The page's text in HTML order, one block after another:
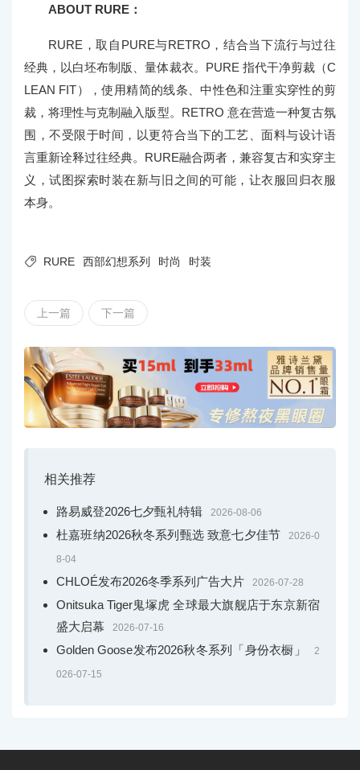
ABOUT RURE：
RURE，取自PURE与RETRO，结合当下流行与过往
经典，以白坯布制版、量体裁衣。PURE 指代干净剪裁（C
LEAN FIT），使用精简的线条、中性色和注重实穿性的剪
裁，将理性与克制融入版型。RETRO 意在营造一种复古氛
围，不受限于时间，以更符合当下的工艺、面料与设计语
言重新诠释过往经典。RURE融合两者，兼容复古和实穿主
义，试图探索时装在新与旧之间的可能，让衣服回归衣服
本身。
 RURE 西部幻想系列 时尚 时装
上一篇 下一篇
相关推荐
路易威登2026七夕甄礼特辑 2026-08-06
杜嘉班纳2026秋冬系列甄选 致意七夕佳节 2026-0
8-04
CHLOÉ发布2026冬季系列广告大片 2026-07-28
Onitsuka Tiger鬼塚虎 全球最大旗舰店于东京新宿
盛大启幕
2026-07-16
Golden Goose发布2026秋冬系列「身份衣橱」 2
026-07-15